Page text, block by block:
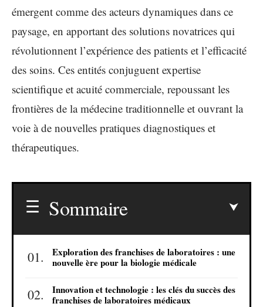
émergent comme des acteurs dynamiques dans ce
paysage, en apportant des solutions novatrices qui
révolutionnent l’expérience des patients et l’efficacité
des soins. Ces entités conjuguent expertise
scientifique et acuité commerciale, repoussant les
frontières de la médecine traditionnelle et ouvrant la
voie à de nouvelles pratiques diagnostiques et
thérapeutiques.
Sommaire
Exploration des franchises de laboratoires : une
nouvelle ère pour la biologie médicale
Innovation et technologie : les clés du succès des
franchises de laboratoires médicaux